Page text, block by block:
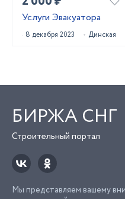
Услуги Эвакуатора
8 декабря 2023 Динская
БИРЖА СНГ
Строительный портал
Мы представляем вашему